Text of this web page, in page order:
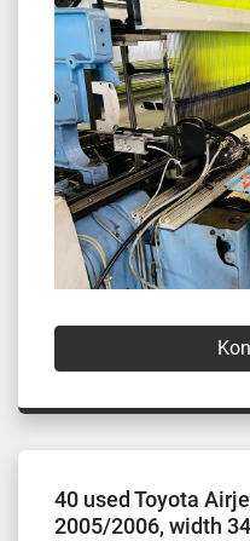
40 used Toyota
2005/2006, width